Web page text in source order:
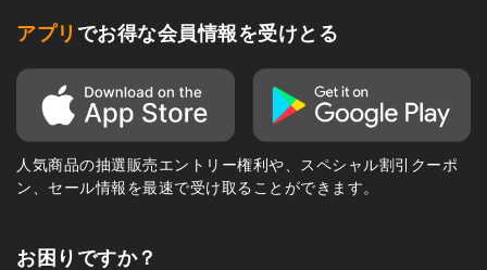
アプリ でお得な会員情報を受けとる
人気商品の抽選販売エントリー権利や、スペシャル割引クーポ
ン、セール情報を最速で受け取ることができます。
お困りですか？